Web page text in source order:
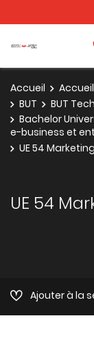
Accueil Accueil
BUT
BUT
Bachelor
e-business et
UE 54
UE 54
Ajouter à la